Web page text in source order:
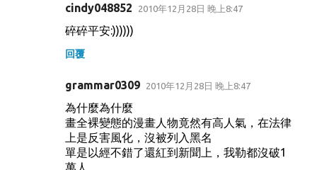
cindy048852 2010年12月28日 晚上8:47
碎碎平安:))))))
回覆
grammar0309 2010年12月28日 晚上8:47
為什麼為什麼
畫全裸變態的漫畫人物竟然有高人氣，在法律
上是反害風化，沒被列入黑名
單是以經不錯了還紅到新聞上，我勒都沒破1
萬人